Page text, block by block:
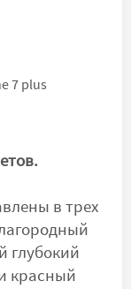
в трех
глубокий
красный